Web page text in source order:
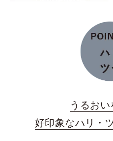
うるおい
好印象なハリ・